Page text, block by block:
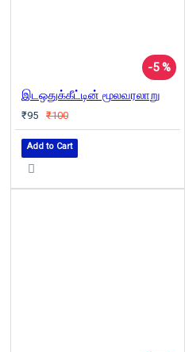
-5 %
இடஒதுக்கீட்டின் மூலவரலாறு
₹95 ₹100
Add to Cart